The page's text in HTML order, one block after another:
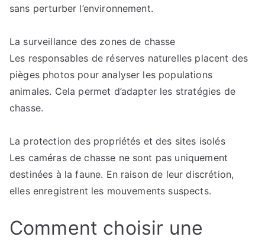
sans perturber l’environnement.
La surveillance des zones de chasse
Les responsables de réserves naturelles placent des
pièges photos pour analyser les populations
animales. Cela permet d’adapter les stratégies de
chasse.
La protection des propriétés et des sites isolés
Les caméras de chasse ne sont pas uniquement
destinées à la faune. En raison de leur discrétion,
elles enregistrent les mouvements suspects.
Comment choisir une